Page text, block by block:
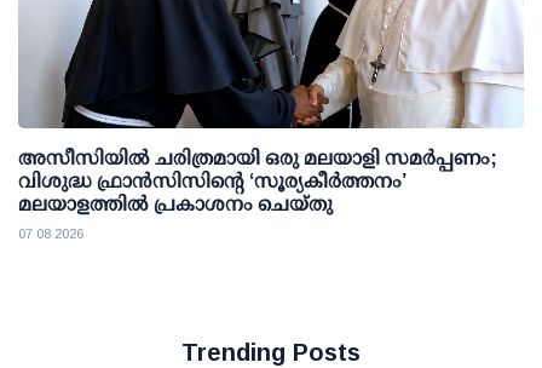
അസീസിയിൽ ചരിത്രമായി ഒരു മലയാളി സമർപ്പണം;
വിശുദ്ധ ഫ്രാൻസിസിന്റെ ‘സൂര്യകീർത്തനം’
മലയാളത്തിൽ പ്രകാശനം ചെയ്തു
07 08 2026
Trending Posts